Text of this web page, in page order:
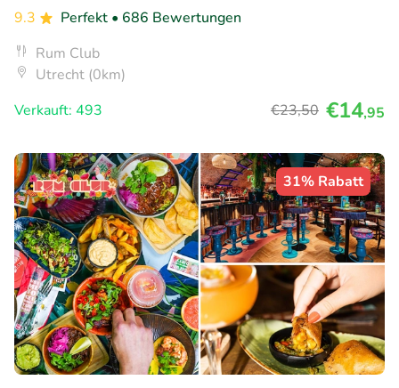
9.3
Perfekt • 686 Bewertungen
Rum Club
Utrecht (0km)
Verkauft: 493
€23,50 €14,95
31% Rabatt